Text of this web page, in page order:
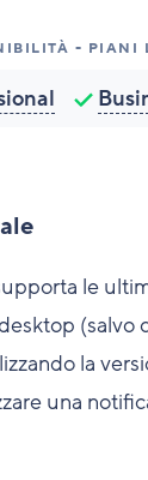
- PIANI
le
(salvo
la
una